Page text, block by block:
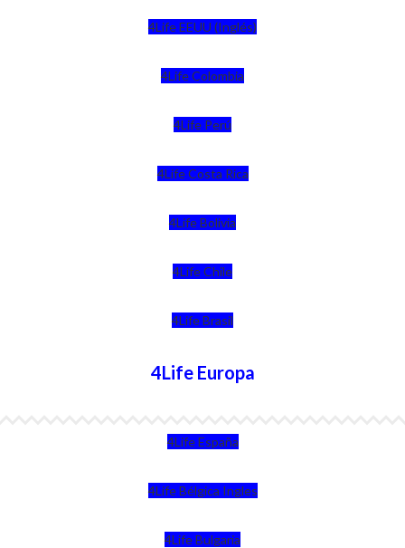
4Life EEUU (Inglés)
4Life Colombia
4Life Perú
4Life Costa Rica
4Life Bolivia
4Life Chile
4Life Brasil
4Life Europa
4Life España
4Life Bélgica Ingles
4Life Bulgaria